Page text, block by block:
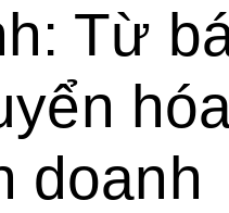
Từ
doanh